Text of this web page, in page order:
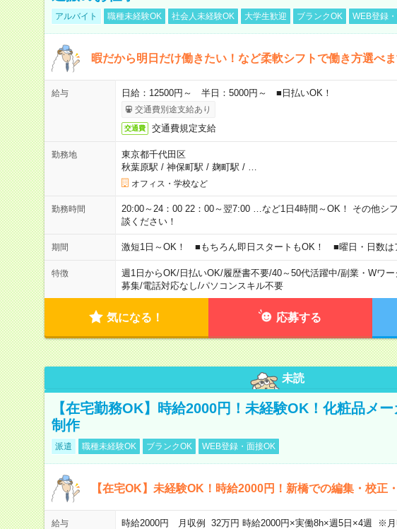
アルバイト 職種未経験OK 社会人未経験OK 大学生歓迎 ブランクOK WEB登録
暇だから明日だけ働きたい！など柔軟シフトで働き方選べ
給与 日給：12500円～ 半日：5000円～ ■日払いOK！
交通費別途支給あり
交通費 交通費規定支給
勤務地
東京都千代田区
秋葉原駅 / 神保町駅 / 麹町駅 /
オフィス・学校など
勤務時間
20:00～24：00 22：00～翌7:00 …など1日4時間～OK！ その他シ
談ください！
期間 激短1日～OK！ ■もちろん即日スタートもOK！ ■曜日・日数は
特徴 週1日からOK/日払いOK/履歴書不要/40～50代活躍中/副業・Wワー
募集/電話対応なし/パソコンスキル不要
気になる！ 応募する
未読
【在宅勤務OK】時給2000円！未経験OK！化粧品メ
制作
派遣 職種未経験OK ブランクOK WEB登録・面接OK
【在宅OK】未経験OK！時給2000円！新橋での編集・校正
給与 時給2000円 月収例 32万円 時給2000円×実働8h×週5日×4週 ※月